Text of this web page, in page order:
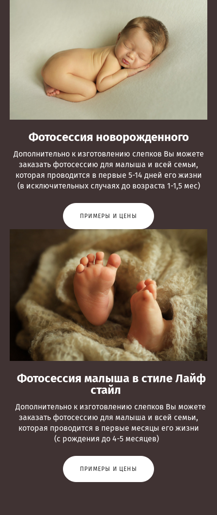
Фотосессия новорожденного
Дополнительно к изготовлению слепков Вы можете
заказать фотосессию для малыша и всей семьи,
которая проводится в первые 5-14 дней его жизни
(в исключительных случаях до возраста 1-1,5 мес)
ПРИМЕРЫ И ЦЕНЫ
Фотосессия малыша в стиле Лайф
стайл
Дополнительно к изготовлению слепков Вы можете
заказать фотосессию для малыша и всей семьи,
которая проводится в первые месяцы его жизни
(с рождения до 4-5 месяцев)
ПРИМЕРЫ И ЦЕНЫ